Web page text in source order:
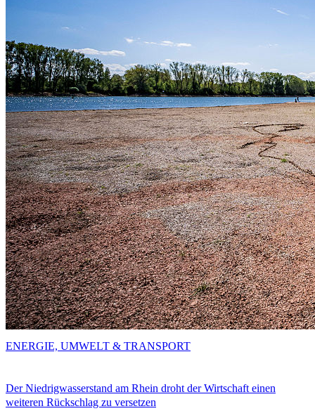
Der Niedrigwasserstand am Rhein droht der Wirtschaft einen
weiteren Rückschlag zu versetzen
ENERGIE, UMWELT & TRANSPORT